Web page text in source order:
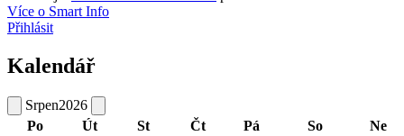
Více o Smart Info
Přihlásit
Kalendář
Srpen2026
Po
Út St Čt Pá So
Ne